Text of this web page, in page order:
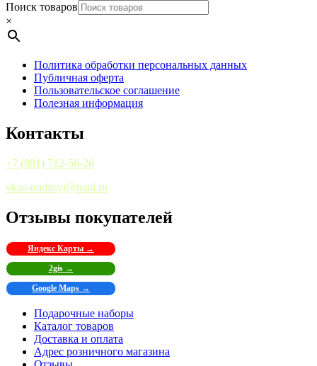
Поиск товаров
×
Политика обработки персональных данных
Публичная оферта
Пользовательское соглашение
Полезная информация
Контакты
+7 (981) 712-56-26
vkus-traditsyi@mail.ru
Отзывы покупателей
Яндекс Карты →
2gis →
Google Maps →
Подарочные наборы
Каталог товаров
Доставка и оплата
Адрес розничного магазина